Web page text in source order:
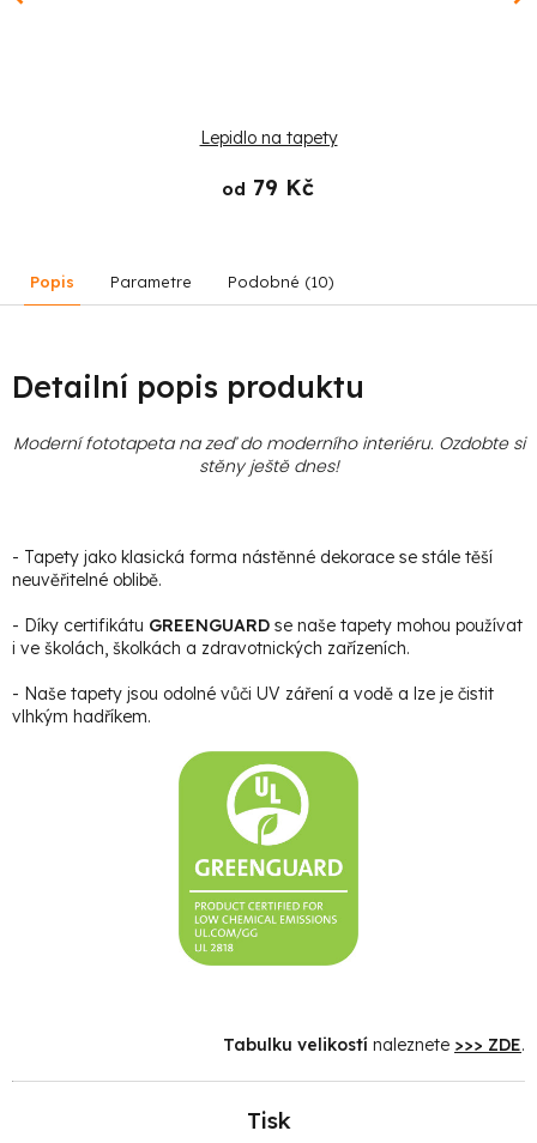
Lepidlo na tapety
od 79 Kč
Popis Parametre Podobné (10)
Detailní popis produktu
Moderní fototapeta na zeď do moderního interiéru. Ozdobte si
stěny ještě dnes!
- Tapety jako klasická forma nástěnné dekorace se stále těší
neuvěřitelné oblibě.
- Díky certifikátu GREENGUARD se naše tapety mohou používat
i ve školách, školkách a zdravotnických zařízeních.
- Naše tapety jsou odolné vůči UV záření a vodě a lze je čistit
vlhkým hadříkem.
Tabulku velikostí naleznete >>> ZDE.
Tisk